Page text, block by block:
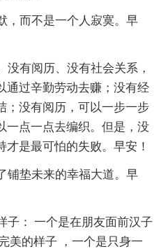
，而不是一个人寂寞。早
没有阅历、没有社会关系，
通过辛勤劳动去赚；没有经
；没有阅历，可以一步一步
一点一点去编织。但是，没
是最可怕的失败。早安！
铺垫未来的幸福大道。早
子： 一个是在朋友面前汉子
美的样子 ，一个是只身一